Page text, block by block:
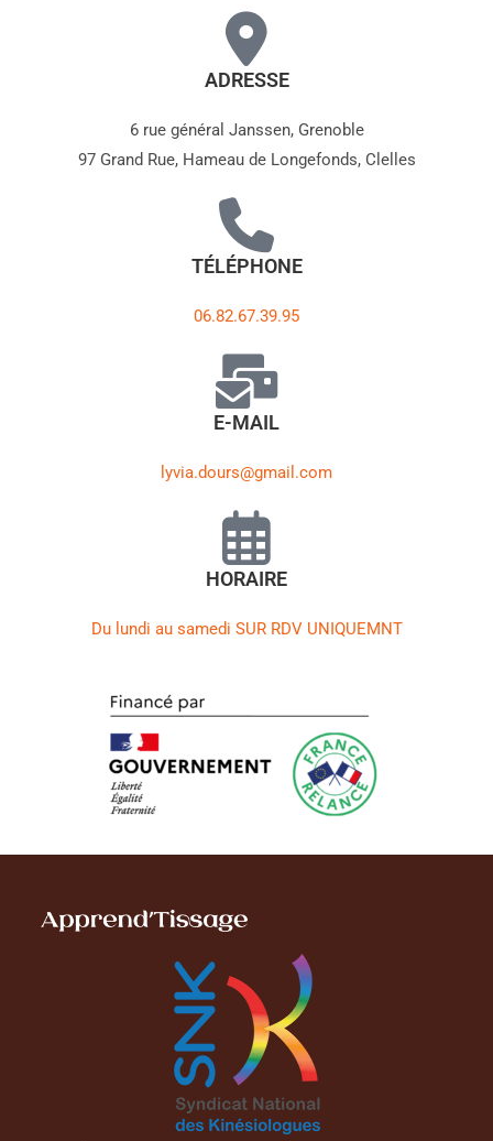
ADRESSE
6 rue général Janssen, Grenoble
97 Grand Rue, Hameau de Longefonds, Clelles
TÉLÉPHONE
06.82.67.39.95
E-MAIL
lyvia.dours@gmail.com
HORAIRE
Du lundi au samedi SUR RDV UNIQUEMNT